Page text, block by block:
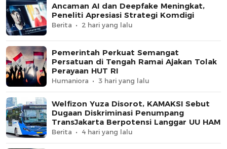
Ancaman AI dan Deepfake Meningkat,
Peneliti Apresiasi Strategi Komdigi
Berita 2 hari yang lalu
Pemerintah Perkuat Semangat
Persatuan di Tengah Ramai Ajakan Tolak
Perayaan HUT RI
Humaniora 3 hari yang lalu
Welfizon Yuza Disorot, KAMAKSI Sebut
Dugaan Diskriminasi Penumpang
TransJakarta Berpotensi Langgar UU HAM
Berita 4 hari yang lalu